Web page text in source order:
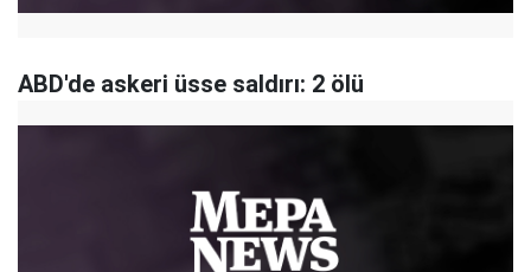
ABD'de askeri üsse saldırı: 2 ölü